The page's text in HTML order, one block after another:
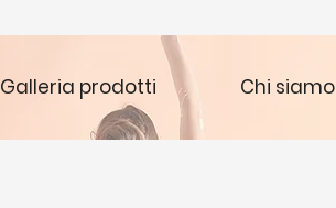
Galleria prodotti Chi siamo